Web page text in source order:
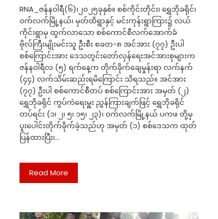
RNA_ဇန်နဝါရီ(၆)၊၂၀၂၅ခုနှစ်။ စစ်ကိုင်းတိုင်း၊ ရွှေဘိုခရိုင်၊
ဝက်လက်မြို့နယ်၊ မှတ်ထိရွာနှင့် မင်းကုန်းရွာကြား၌ လယ်
ကိုင်းရွာမှ ထွက်လာသော စစ်ကောင်စီလက်အောက်ခံ
ဗိုလ်ကြီးမျိုးမင်းသူ ဦးစီး စခတ-၈ အင်အား (၇၇) ဦးပါ
စစ်ကြောင်းအား ဒေသတွင်းတော်လှန်ရေးအင်အားစုများက
ဇန်နဝါရီလ (၅) ရက်နေ့က တိုက်ခိုက်ချေမှုန်းရာ လက်နက်
(၄၄) လက်သိမ်းဆည်းရမိကြောင်း သိရသည်။ အင်အား
(၇၇) ဦးပါ စစ်ကောင်စီတပ် စစ်ကြောင်းအား အမှတ် (၂)
ရွှေဘိုခရိုင် ကွပ်ကဲရေးမှူး ညွှန်ကြားချက်ဖြင့် ရွှေဘိုခရိုင်
တပ်ရင်း (၁၊ ၂၊ ၅၊ ၁၅၊ ၂၃)၊ ဝက်လက်မြို့နယ် ပကဖ တို့မှ
ပူးပေါင်းတိုက်ခိုက်ခဲ့သည်ဟု အမှတ် (၁) စစ်ဒေသက ထုတ်
ပြန်ထားပြီး၊…
Read More